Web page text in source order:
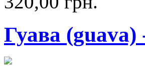
Гуава (guava)